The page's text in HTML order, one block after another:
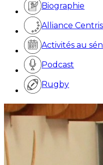
Biographie
Alliance
Activités au
Podcast
Rugby